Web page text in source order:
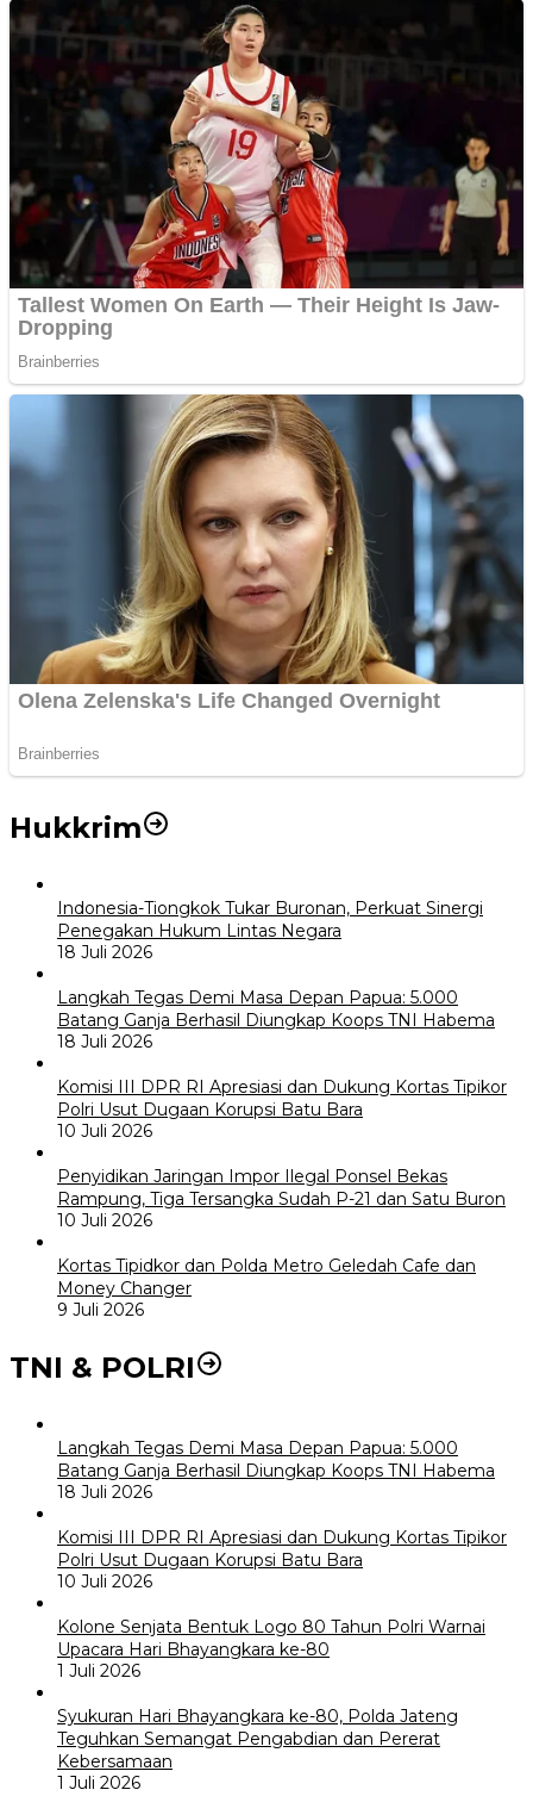
Hukkrim
Indonesia-Tiongkok Tukar Buronan, Perkuat Sinergi
Penegakan Hukum Lintas Negara
18 Juli 2026
Langkah Tegas Demi Masa Depan Papua: 5.000
Batang Ganja Berhasil Diungkap Koops TNI Habema
18 Juli 2026
Komisi III DPR RI Apresiasi dan Dukung Kortas Tipikor
Polri Usut Dugaan Korupsi Batu Bara
10 Juli 2026
Penyidikan Jaringan Impor Ilegal Ponsel Bekas
Rampung, Tiga Tersangka Sudah P-21 dan Satu Buron
10 Juli 2026
Kortas Tipidkor dan Polda Metro Geledah Cafe dan
Money Changer
9 Juli 2026
TNI & POLRI
Langkah Tegas Demi Masa Depan Papua: 5.000
Batang Ganja Berhasil Diungkap Koops TNI Habema
18 Juli 2026
Komisi III DPR RI Apresiasi dan Dukung Kortas Tipikor
Polri Usut Dugaan Korupsi Batu Bara
10 Juli 2026
Kolone Senjata Bentuk Logo 80 Tahun Polri Warnai
Upacara Hari Bhayangkara ke-80
1 Juli 2026
Syukuran Hari Bhayangkara ke-80, Polda Jateng
Teguhkan Semangat Pengabdian dan Pererat
Kebersamaan
1 Juli 2026